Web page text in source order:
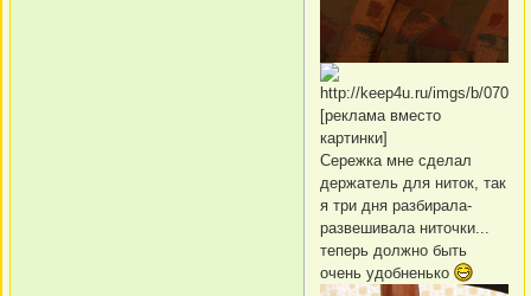
[реклама вместо
картинки]
Сережка мне сделал
держатель для ниток, так
я три дня разбирала-
развешивала ниточки...
теперь должно быть
очень удобненько